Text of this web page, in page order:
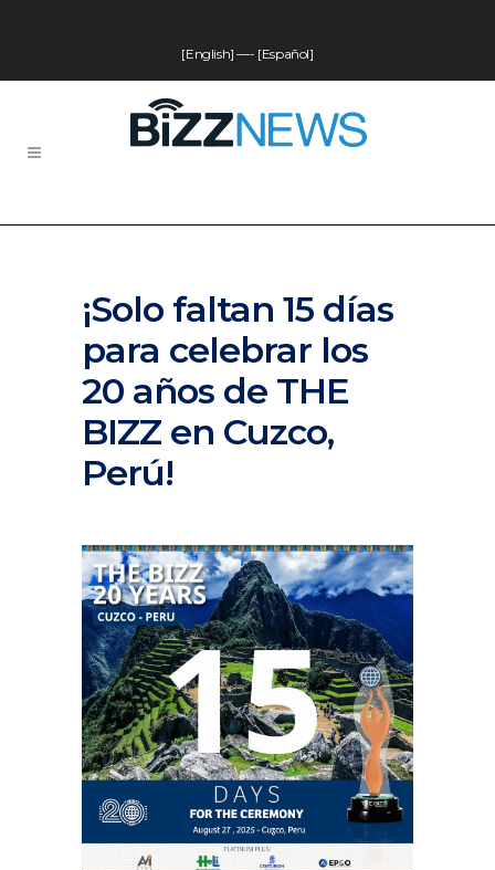
[English] —- [Español]
¡Solo faltan 15 días
para celebrar los
20 años de THE
BIZZ en Cuzco,
Perú!